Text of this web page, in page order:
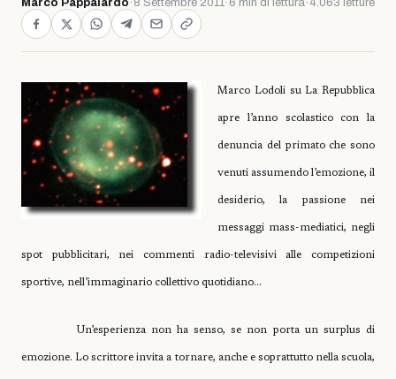
Marco Pappalardo · 8 Settembre 2011· 6 min di lettura· 4.063 letture
Marco Lodoli su La Repubblica
apre l’anno scolastico con la
denuncia del primato che sono
venuti assumendo l’emozione, il
desiderio, la passione nei
messaggi mass-mediatici, negli
spot pubblicitari, nei commenti radio-televisivi alle competizioni
sportive, nell’immaginario collettivo quotidiano…
Un’esperienza non ha senso, se non porta un surplus di
emozione. Lo scrittore invita a tornare, anche e soprattutto nella scuola,